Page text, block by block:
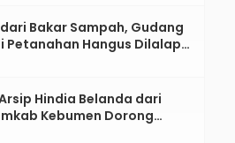
Bakar Sampah, Gudang
Petanahan Hangus Dilalap
Hindia Belanda dari
Kebumen Dorong
Sejarah, Geopark, dan